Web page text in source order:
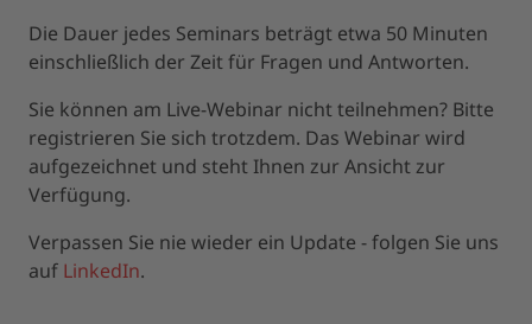
Die Dauer jedes Seminars beträgt etwa 50 Minuten
einschließlich der Zeit für Fragen und Antworten.
Sie können am Live-Webinar nicht teilnehmen? Bitte
registrieren Sie sich trotzdem. Das Webinar wird
aufgezeichnet und steht Ihnen zur Ansicht zur
Verfügung.
Verpassen Sie nie wieder ein Update - folgen Sie uns
auf LinkedIn.